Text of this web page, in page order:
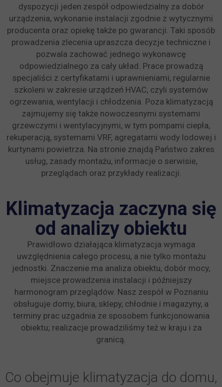
dyspozycji jeden zespół odpowiedzialny za dobór
urządzenia, wykonanie instalacji zgodnie z wytycznymi
producenta oraz opiekę także po gwarancji. Taki sposób
prowadzenia zlecenia upraszcza decyzje techniczne i
pozwala zachować jednego wykonawcę
odpowiedzialnego za cały układ. Prace prowadzą
specjaliści z certyfikatami i uprawnieniami, regularnie
szkoleni w zakresie urządzeń HVAC, czyli systemów
ogrzewania, wentylacji i chłodzenia. Poza klimatyzacją
zajmujemy się także nowoczesnymi systemami
grzewczymi i wentylacyjnymi, w tym pompami ciepła,
rekuperacją, systemami VRF, agregatami wody lodowej i
kurtynami powietrza. Na stronie znajdą Państwo zakres
usług, zasady montażu, informacje o serwisie,
przeglądach oraz przykłady realizacji.
Klimatyzacja zaczyna się
od analizy obiektu
Prawidłowo działająca klimatyzacja wymaga
uwzględnienia całego procesu, a nie tylko montażu
jednostki. Znaczenie ma analiza obiektu, dobór mocy,
miejsce prowadzenia instalacji i późniejszy
harmonogram przeglądów. Nasz zespół w Poznaniu
obsługuje domy, biura, sklepy, chłodnie i magazyny, a
terminy prac uzgadnia ze sposobem funkcjonowania
obiektu; realizacje prowadziliśmy też w kraju i za
granicą.
Co obejmuje klimatyzacja do domu,